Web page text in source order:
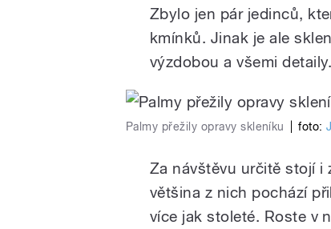
Zbylo jen pár jedinců,
kmínků. Jinak je ale
výzdobou a všemi detaily.
Palmy přežily opravy skleníku foto:
Za návštěvu určitě stojí i
většina z nich pochází
více jak stoleté. Roste v